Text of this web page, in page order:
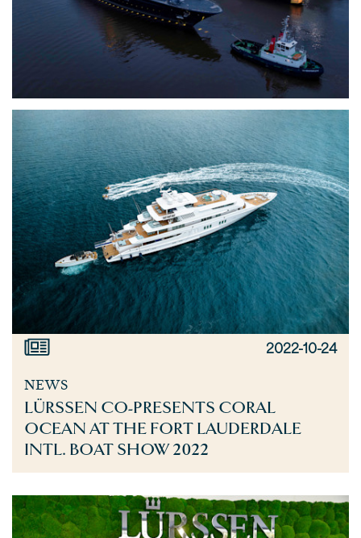
2022-10-24
NEWS
LÜRSSEN CO-PRESENTS CORAL
OCEAN AT THE FORT LAUDERDALE
INTL. BOAT SHOW 2022